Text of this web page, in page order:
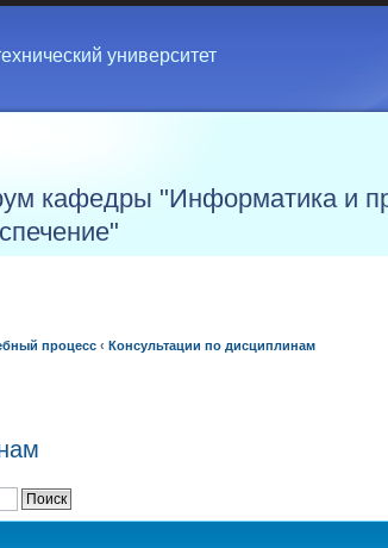
университет
кафедры "Информатика и
процесс ‹ Консультации по дисциплинам